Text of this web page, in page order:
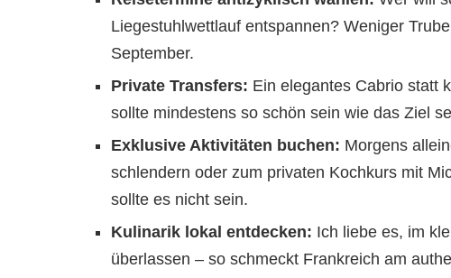
Liegestuhlwettlauf entspannen? Weniger
September.
Private Transfers: Ein elegantes Cabrio statt
sollte mindestens so schön sein wie das Ziel
Exklusive Aktivitäten buchen: Morgens
schlendern oder zum privaten Kochkurs mit
sollte es nicht sein.
Kulinarik lokal entdecken: Ich liebe es, im
überlassen – so schmeckt Frankreich am